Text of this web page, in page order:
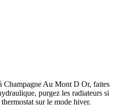
Champagne Au Mont D Or, faites
purgez les radiateurs si
sur le mode hiver.